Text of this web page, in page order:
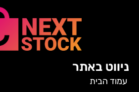
ניווט באתר
עמוד הבית